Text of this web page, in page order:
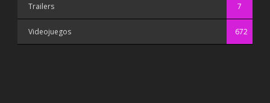
Trailers 7
Videojuegos 672